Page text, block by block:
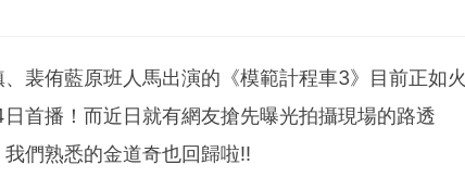
裴侑藍原班人馬出演的《模範計程車3》目前正如火
首播！而近日就有網友搶先曝光拍攝現場的路透
們熟悉的金道奇也回歸啦!!